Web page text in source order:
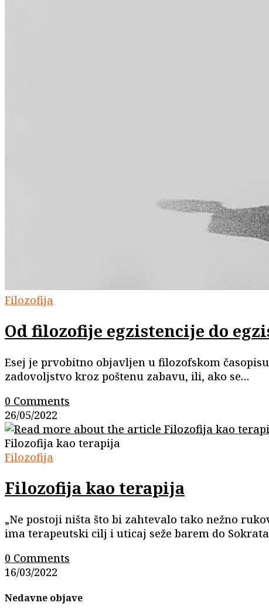
Filozofija
Od filozofije egzistencije do
Esej je prvobitno objavljen u filozofskom
zadovoljstvo kroz poštenu zabavu, ili, ako se…
0 Comments
26/05/2022
Filozofija kao terapija
Filozofija
Filozofija kao terapija
„Ne postoji ništa što bi zahtevalo tako nežno
ima terapeutski cilj i uticaj seže barem do
0 Comments
16/03/2022
Nedavne objave